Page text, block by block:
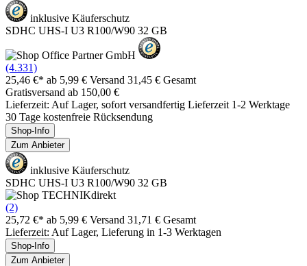
inklusive Käuferschutz
SDHC UHS-I U3 R100/W90 32 GB
(4.331)
25,46 €* ab 5,99 € Versand 31,45 € Gesamt
Gratisversand ab 150,00 €
Lieferzeit: Auf Lager, sofort versandfertig Lieferzeit 1-2 Werktage
30 Tage kostenfreie Rücksendung
Shop-Info
Zum Anbieter
inklusive Käuferschutz
SDHC UHS-I U3 R100/W90 32 GB
(2)
25,72 €* ab 5,99 € Versand 31,71 € Gesamt
Lieferzeit: Auf Lager, Lieferung in 1-3 Werktagen
Shop-Info
Zum Anbieter